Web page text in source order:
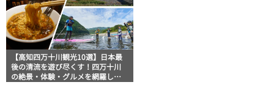
【高知四万十川観光10選】日本最
後の清流を遊び尽くす！四万十川
の絶景・体験・グルメを網羅した